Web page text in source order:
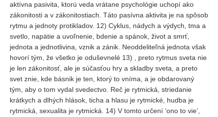
aktívna pasivita, ktorú veda vrátane psychológie uchopí ako
zákonitosti a v zákonitostiach. Táto pasívna aktivita je na spôsob
rytmu a jednoty protikladov. 12) Cyklus, nádych a výdych, tma a
svetlo, napätie a uvoľnenie, bdenie a spánok, život a smrť,
jednota a jednotlivina, vznik a zánik. Neoddeliteľná jednota však
hovorí tým, že všetko je oduševnelé 13) , preto rytmus sveta nie
je len zákonitosť, ale je súčasťou hry a skladby sveta, a preto
svet znie, kde básnik je ten, ktorý to vníma, a je obdarovaný
tým, aby o tom vydal svedectvo. Reč je rytmická, striedanie
krátkych a dlhých hlások, ticha a hlasu je rytmické, hudba je
rytmická, sexualita je rytmická. 14) V tomto určení ‘ono to vie’,